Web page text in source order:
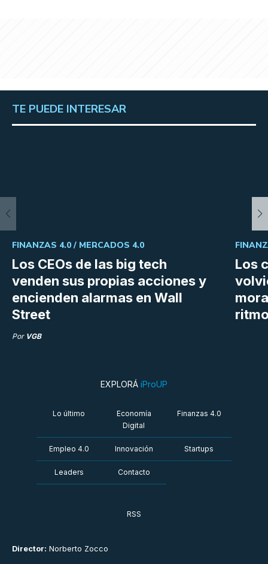
TE PUEDE INTERESAR
Los CEOs de las big tech
venden sus propias acciones y
encienden alarmas en Wall
Street
FINANZAS 4.0 / MERCADOS 4.0
Por VGB
Los
Director: Norberto Zocco
EXPLORÁ iProUP
Lo último
Economía
Digital
Finanzas 4.0
Empleo 4.0 Innovación Startups
Leaders Contacto
RSS